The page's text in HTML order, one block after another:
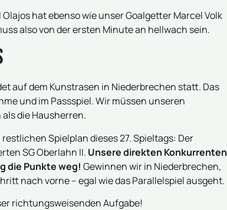
hat ebenso wie unser Goalgetter Marcel Volk
also von der ersten Minute an hellwach sein.
auf dem Kunstrasen in Niederbrechen statt. Das
und im Passspiel. Wir müssen unseren
die Hausherren.
Spielplan dieses 27. Spieltags: Der
SG Oberlahn II. Unsere direkten Konkurrenten
die Punkte weg! Gewinnen wir in Niederbrechen,
nach vorne – egal wie das Parallelspiel ausgeht.
richtungsweisenden Aufgabe!